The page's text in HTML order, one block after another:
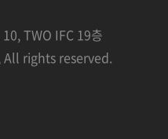
TWO IFC 19층
rights reserved.